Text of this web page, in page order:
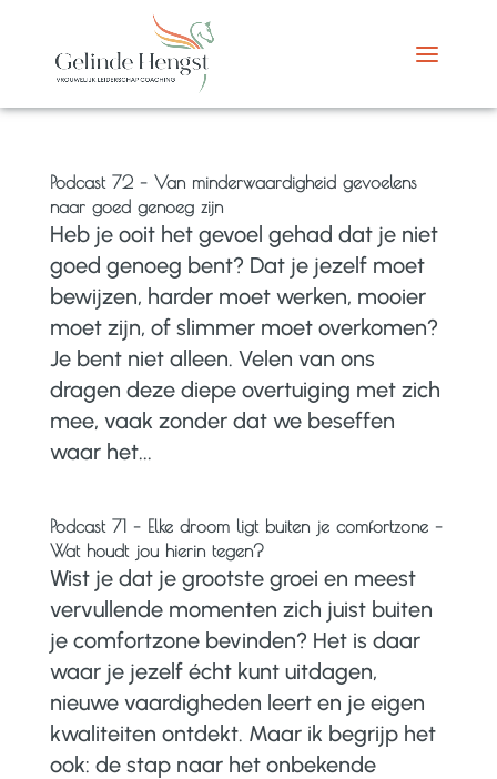
Podcast 72 – Van minderwaardigheid gevoelens
naar goed genoeg zijn
Heb je ooit het gevoel gehad dat je niet
goed genoeg bent? Dat je jezelf moet
bewijzen, harder moet werken, mooier
moet zijn, of slimmer moet overkomen?
Je bent niet alleen. Velen van ons
dragen deze diepe overtuiging met zich
mee, vaak zonder dat we beseffen
waar het...
Podcast 71 – Elke droom ligt buiten je comfortzone –
Wat houdt jou hierin tegen?
Wist je dat je grootste groei en meest
vervullende momenten zich juist buiten
je comfortzone bevinden? Het is daar
waar je jezelf écht kunt uitdagen,
nieuwe vaardigheden leert en je eigen
kwaliteiten ontdekt. Maar ik begrijp het
ook: de stap naar het onbekende